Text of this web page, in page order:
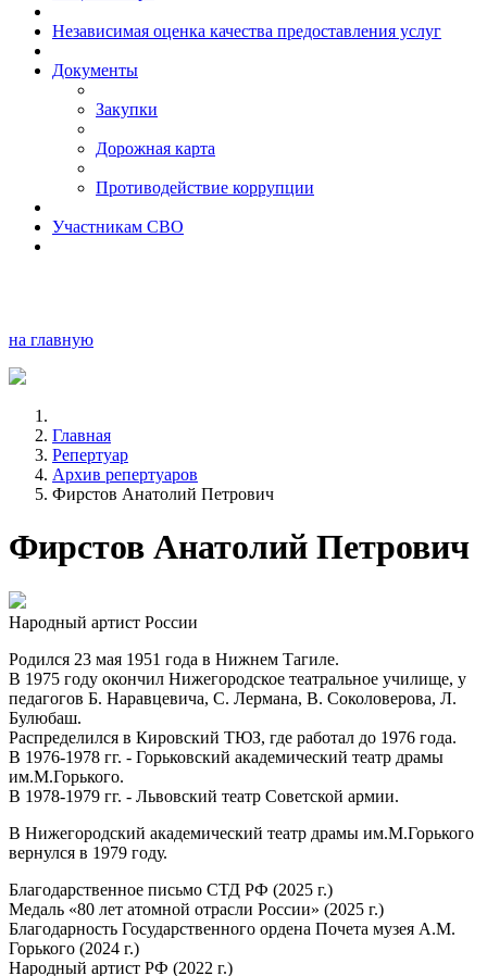
Независимая оценка качества предоставления услуг
Документы
Закупки
Дорожная карта
Противодействие коррупции
Участникам СВО
на главную
Главная
Репертуар
Архив репертуаров
Фирстов Анатолий Петрович
Фирстов Анатолий Петрович
Народный артист России
Родился 23 мая 1951 года в Нижнем Тагиле.
В 1975 году окончил Нижегородское театральное училище, у
педагогов Б. Наравцевича, С. Лермана, В. Соколоверова, Л.
Булюбаш.
Распределился в Кировский ТЮЗ, где работал до 1976 года.
В 1976-1978 гг. - Горьковский академический театр драмы
им.М.Горького.
В 1978-1979 гг. - Львовский театр Советской армии.
В Нижегородский академический театр драмы им.М.Горького
вернулся в 1979 году.
Благодарственное письмо СТД РФ (2025 г.)
Медаль «80 лет атомной отрасли России» (2025 г.)
Благодарность Государственного ордена Почета музея А.М.
Горького (2024 г.)
Народный артист РФ (2022 г.)